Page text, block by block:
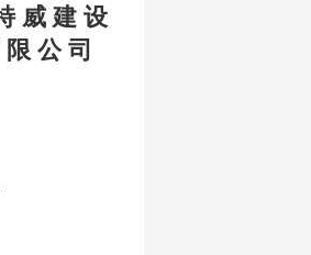
威建设
公司